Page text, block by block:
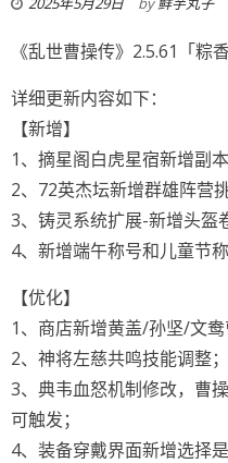
《乱世曹操传》2.5.61「粽
详细更新内容如下：
【新增】
1、摘星阁白虎星宿新增副本
2、72英杰坛新增群雄阵营挑
3、铸灵系统扩展-新增头盔
4、新增端午称号和儿童节
【优化】
1、商店新增黄盖/孙坚/文
2、神将左慈共鸣技能调整；
3、典韦血怒机制修改，曹
可触发；
4、装备穿戴界面新增选择